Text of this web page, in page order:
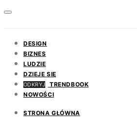
DESIGN
BIZNES
LUDZIE
DZIEJE SIĘ
ODKRYJ
TRENDBOOK
NOWOŚCI
STRONA GŁÓWNA